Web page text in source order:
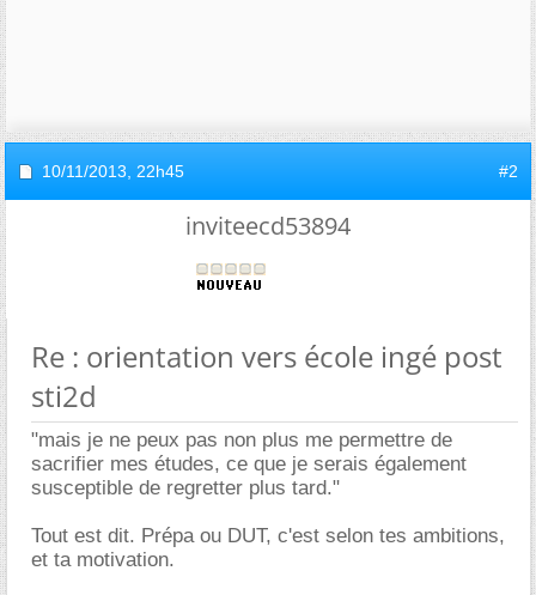
10/11/2013, 22h45 #2
inviteecd53894
Re : orientation vers école ingé post
sti2d
"mais je ne peux pas non plus me permettre de
sacrifier mes études, ce que je serais également
susceptible de regretter plus tard."
Tout est dit. Prépa ou DUT, c'est selon tes ambitions,
et ta motivation.